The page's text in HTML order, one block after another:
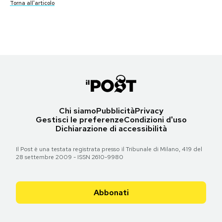
Notifiche mobile
Torna all'articolo
Torna all'articolo
Torna all'articolo
Torna all'articolo
Torna all'articolo
Torna all'articolo
Torna all'articolo
Torna all'articolo
Chi siamoPubblicitàPrivacy
Gestisci le preferenzeCondizioni d'uso
Dichiarazione di accessibilità
Il Post è una testata registrata presso il Tribunale di Milano, 419 del
28 settembre 2009 - ISSN 2610-9980
Abbonati